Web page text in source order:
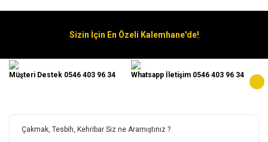
Sizin İçin En Özeli Kalemhane'de!
Müşteri Destek 0546 403 96 34 Whatsapp İletişim 0546 403 96 34